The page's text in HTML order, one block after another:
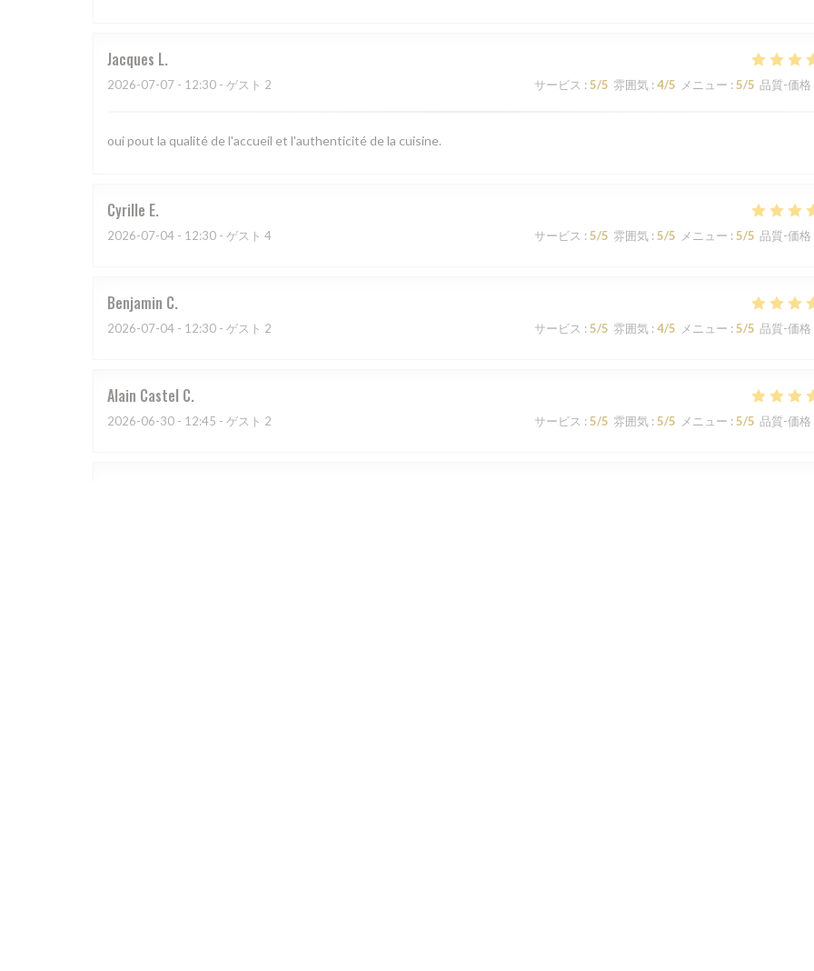
Jacques L
2026-07-07 - 12:30 - ゲスト 2 サービス : 5/5 雰囲気 : 4/5 メニュー : 5/5 品質-価格
oui pout la qualité de l'accueil et l'authenticité de la cuisine.
Cyrille E
2026-07-04 - 12:30 - ゲスト 4 サービス : 5/5 雰囲気 : 5/5 メニュー : 5/5 品質-価格
Benjamin C
2026-07-04 - 12:30 - ゲスト 2 サービス : 5/5 雰囲気 : 4/5 メニュー : 5/5 品質-価格
Alain Castel C
2026-06-30 - 12:45 - ゲスト 2 サービス : 5/5 雰囲気 : 5/5 メニュー : 5/5 品質-価格